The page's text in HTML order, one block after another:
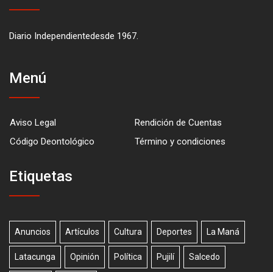
Diario Independientedesde 1967.
Menú
Aviso Legal
Rendición de Cuentas
Código Deontológico
Término y condiciones
Etiquetas
Anuncios Artículos Cultura Deportes La Maná
Latacunga Opinión Política Pujilí Salcedo